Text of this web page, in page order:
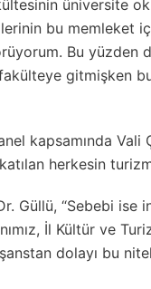
üniversite
bu memleket
Bu yüzden
gitmişken
kapsamında Vali
herkesin turizm
Güllü, “Sebebi ise
İl Kültür ve
dolayı bu